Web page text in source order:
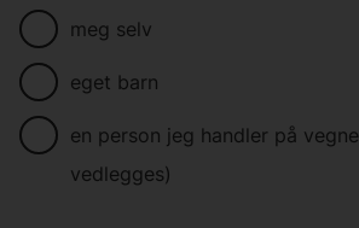
meg selv
eget barn
en person jeg handler på
vedlegges)